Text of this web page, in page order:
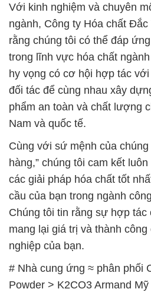
Với kinh nghiệm và chuyên
ngành, Công ty Hóa chất
rằng chúng tôi có thể đáp
trong lĩnh vực hóa chất
hy vọng có cơ hội hợp tác
đối tác để cùng nhau xây
phẩm an toàn và chất lượng
Nam và quốc tế.
Cùng với sứ mệnh của chúng
hàng,” chúng tôi cam kết
các giải pháp hóa chất tốt
cầu của bạn trong ngành
Chúng tôi tin rằng sự hợp
mang lại giá trị và thành
nghiệp của bạn.
# Nhà cung ứng ≈ phân phối
Powder > K2CO3 Armand